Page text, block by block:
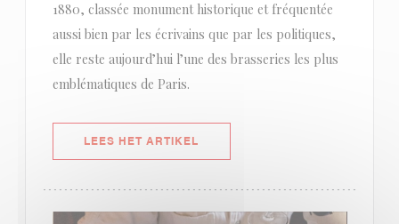
1880, classée monument historique et fréquentée
aussi bien par les écrivains que par les politiques,
elle reste aujourd’hui l’une des brasseries les plus
emblématiques de Paris.
LEES HET ARTIKEL